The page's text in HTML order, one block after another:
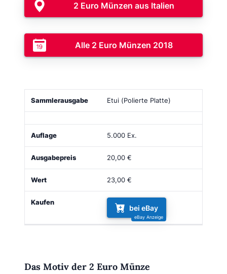
2 Euro Münzen aus Italien
Alle 2 Euro Münzen 2018
Sammlerausgabe Bild Auflage Ausgabepreis
Etui (Polierte Platte)
5.000 Ex.
20,00 €
23,00 €
bei eBay
Das Motiv der 2 Euro Münze